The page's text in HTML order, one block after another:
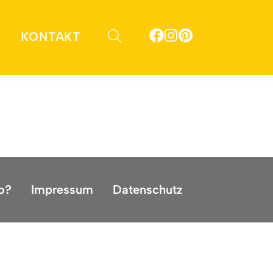
KONTAKT
Impressum Datenschutz